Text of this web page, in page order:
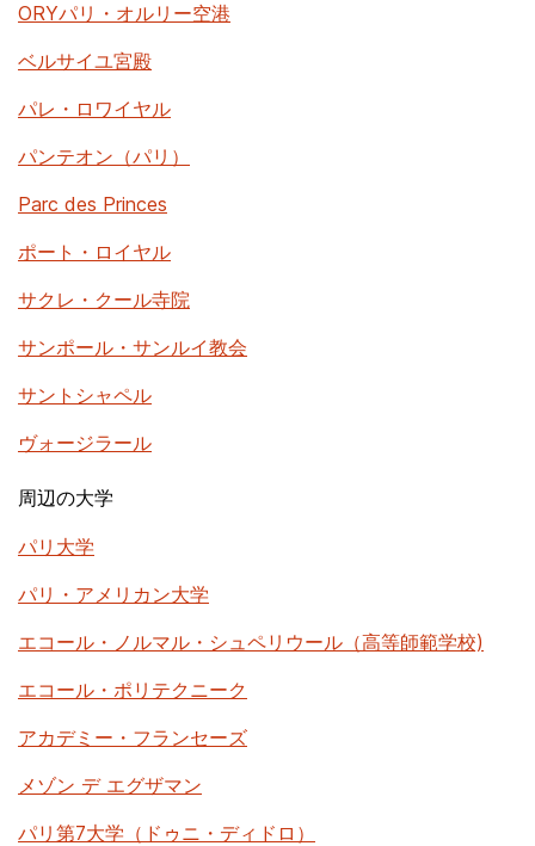
ORYパリ・オルリー空港
ベルサイユ宮殿
パレ・ロワイヤル
パンテオン（パリ）
Parc des Princes
ポート・ロイヤル
サクレ・クール寺院
サンポール・サンルイ教会
サントシャペル
ヴォージラール
周辺の大学
パリ大学
パリ・アメリカン大学
エコール・ノルマル・シュペリウール（高等師範学校)
エコール・ポリテクニーク
アカデミー・フランセーズ
メゾン デ エグザマン
パリ第7大学（ドゥニ・ディドロ）